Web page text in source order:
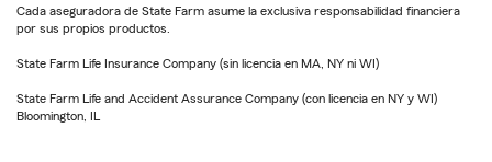
Cada aseguradora de State Farm asume la exclusiva responsabilidad financiera
por sus propios productos.
State Farm Life Insurance Company (sin licencia en MA, NY ni WI)
State Farm Life and Accident Assurance Company (con licencia en NY y WI)
Bloomington, IL